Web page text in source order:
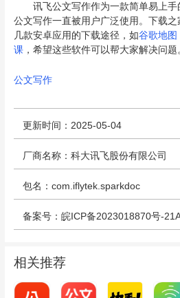
讯飞公文写作作为一款简单易上手
公文写作一直被用户广泛使用。下载
几款安卓应用的下载途径，如谷歌地图
课，希望这些软件可以帮大家解决问题
公文写作
更新时间：2025-05-04
厂商名称：科大讯飞股份有限公司
包名：com.iflytek.sparkdoc
备案号：皖ICP备2023018870号-
相关推荐